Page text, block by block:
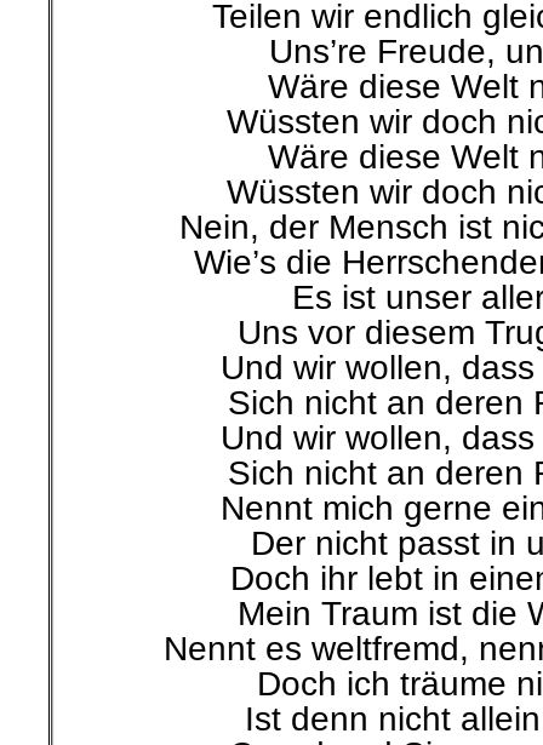
Teilen wir endlich
Uns’re Freude,
Wäre diese Welt
Wüssten wir doch
Wäre diese Welt
Wüssten wir doch
Nein, der Mensch ist
Wie’s die
Es ist unser
Uns vor diesem
Und wir wollen, dass
Sich nicht an deren
Und wir wollen, dass
Sich nicht an deren
Nennt mich gerne
Der nicht passt in
Doch ihr lebt in
Mein Traum ist die
Nennt es weltfremd,
Doch ich träume
Ist denn nicht